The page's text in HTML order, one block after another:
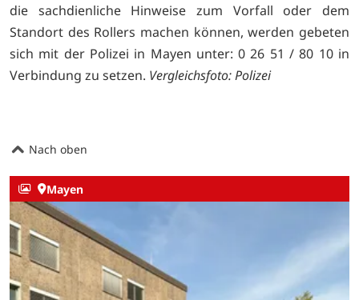
die sachdienliche Hinweise zum Vorfall oder dem
Standort des Rollers machen können, werden gebeten
sich mit der Polizei in Mayen unter: 0 26 51 / 80 10 in
Verbindung zu setzen. Vergleichsfoto: Polizei
Nach oben
Mayen